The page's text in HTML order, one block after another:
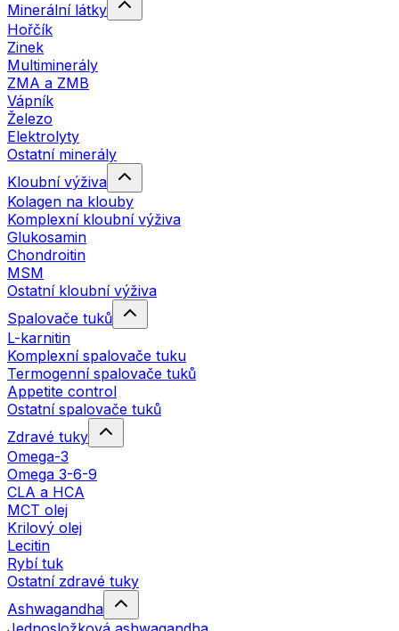
Minerální látky
Hořčík
Zinek
Multiminerály
ZMA a ZMB
Vápník
Železo
Elektrolyty
Ostatní minerály
Kloubní výživa
Kolagen na klouby
Komplexní kloubní výživa
Glukosamin
Chondroitin
MSM
Ostatní kloubní výživa
Spalovače tuků
L-karnitin
Komplexní spalovače tuku
Termogenní spalovače tuků
Appetite control
Ostatní spalovače tuků
Zdravé tuky
Omega-3
Omega 3-6-9
CLA a HCA
MCT olej
Krilový olej
Lecitin
Rybí tuk
Ostatní zdravé tuky
Ashwagandha